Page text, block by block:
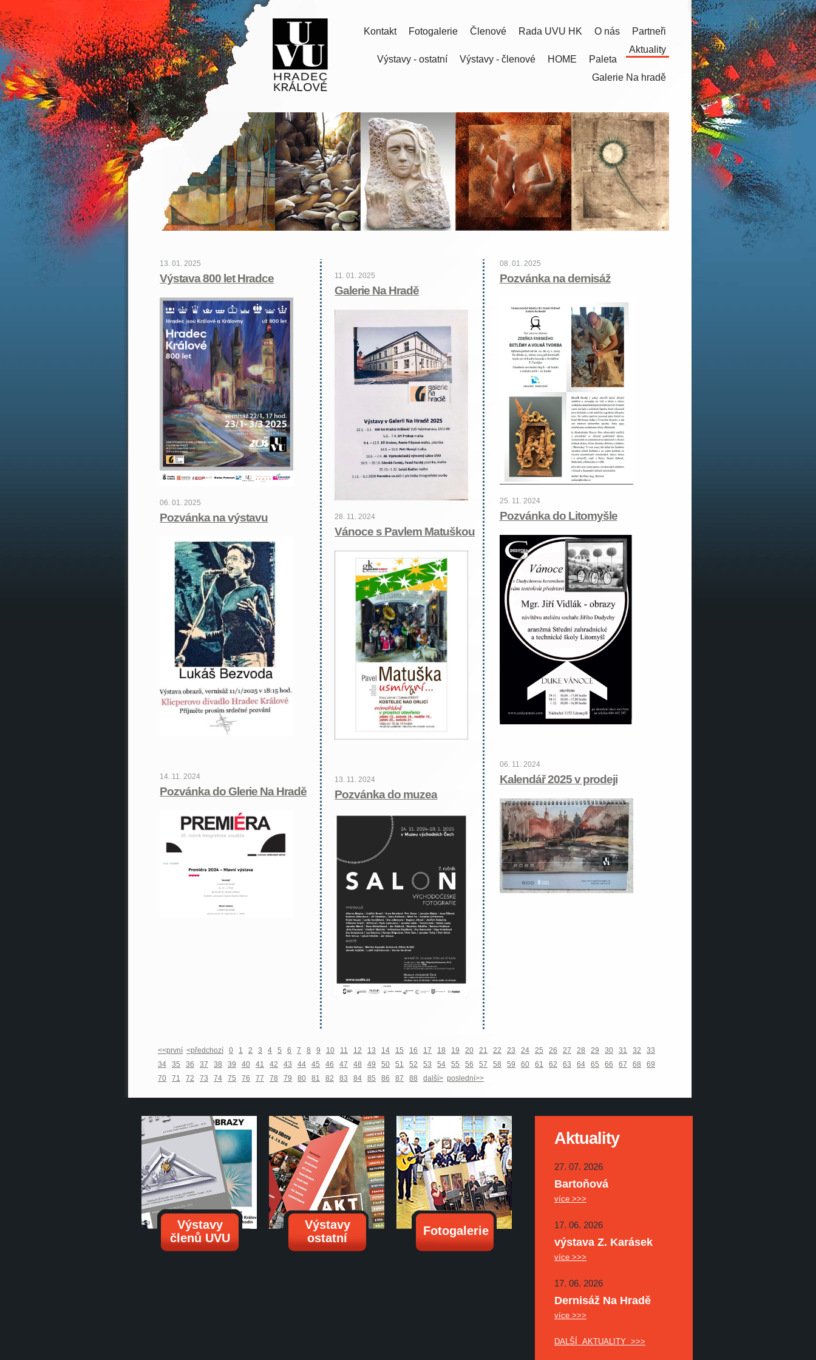
Partneři
O nás
Rada UVU HK
Členové
Fotogalerie
Kontakt
Aktuality
Paleta
HOME
Výstavy - členové
Výstavy - ostatní
Galerie Na hradě
13. 01. 2025
Výstava 800 let Hradce
06. 01. 2025
Pozvánka na výstavu
14. 11. 2024
Pozvánka do Glerie Na Hradě
08. 01. 2025
Pozvánka na dernisáž
25. 11. 2024
Pozvánka do Litomyšle
06. 11. 2024
Kalendář 2025 v prodeji
11. 01. 2025
Galerie Na Hradě
28. 11. 2024
Vánoce s Pavlem Matuškou
13. 11. 2024
Pozvánka do muzea
<<první <předchozí 0 1 2 3 4 5 6 7 8 9 10 11 12 13 14 15 16 17 18 19 20 21 22 23 24 25 26 27 28 29 30 31 32
33
34
35 36 37 38 39 40 41 42 43 44 45 46 47 48 49 50 51 52 53 54 55 56 57 58 59 60 61 62 63 64 65 66 67 68
69
70
71 72 73 74 75 76 77 78 79 80 81 82 83 84 85 86 87 88 další> poslední>>
Výstavy
členů UVU
Výstavy
ostatní
Fotogalerie
Aktuality
27. 07. 2026
Bartoňová
více >>>
17. 06. 2026
výstava Z. Karásek
více >>>
17. 06. 2026
Dernisáž Na Hradě
více >>>
DALŠÍ AKTUALITY >>>